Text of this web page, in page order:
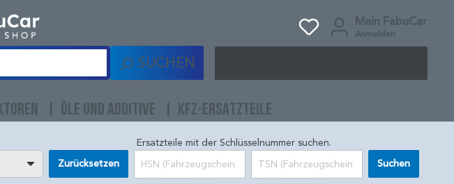
Mein FabuCar
Anmelden
SUCHEN
ÖLE UND ADDITIVE KFZ-ERSATZTEILE
Zurücksetzen
Ersatzteile mit der Schlüsselnummer suchen.
Suchen